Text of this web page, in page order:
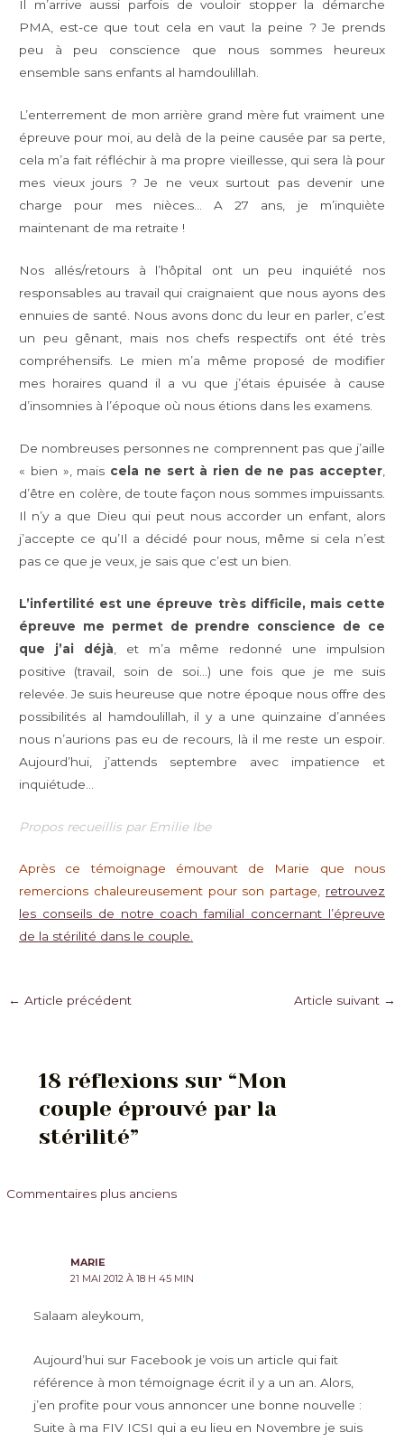
Il m’arrive aussi parfois de vouloir stopper la démarche
PMA, est-ce que tout cela en vaut la peine ? Je prends
peu à peu conscience que nous sommes heureux
ensemble sans enfants al hamdoulillah.
L’enterrement de mon arrière grand mère fut vraiment une
épreuve pour moi, au delà de la peine causée par sa perte,
cela m’a fait réfléchir à ma propre vieillesse, qui sera là pour
mes vieux jours ? Je ne veux surtout pas devenir une
charge pour mes nièces… A 27 ans, je m’inquiète
maintenant de ma retraite !
Nos allés/retours à l’hôpital ont un peu inquiété nos
responsables au travail qui craignaient que nous ayons des
ennuies de santé. Nous avons donc du leur en parler, c’est
un peu gênant, mais nos chefs respectifs ont été très
compréhensifs. Le mien m’a même proposé de modifier
mes horaires quand il a vu que j’étais épuisée à cause
d’insomnies à l’époque où nous étions dans les examens.
De nombreuses personnes ne comprennent pas que j’aille
« bien », mais cela ne sert à rien de ne pas accepter,
d’être en colère, de toute façon nous sommes impuissants.
Il n’y a que Dieu qui peut nous accorder un enfant, alors
j’accepte ce qu’Il a décidé pour nous, même si cela n’est
pas ce que je veux, je sais que c’est un bien.
L’infertilité est une épreuve très difficile, mais cette
épreuve me permet de prendre conscience de ce
que j’ai déjà , et m’a même redonné une impulsion
positive (travail, soin de soi…) une fois que je me suis
relevée. Je suis heureuse que notre époque nous offre des
possibilités al hamdoulillah, il y a une quinzaine d’années
nous n’aurions pas eu de recours, là il me reste un espoir.
Aujourd’hui, j’attends septembre avec impatience et
inquiétude…
Propos recueillis par Emilie Ibe
Après ce témoignage émouvant de Marie que nous
remercions chaleureusement pour son partage, retrouvez
les conseils de notre coach familial concernant l’épreuve
de la stérilité dans le couple.
Navigation
← Article précédent Article suivant →
18 réflexions sur “Mon
couple éprouvé par la
stérilité”
Commentaires
Commentaires plus anciens
MARIE
21 MAI 2012 À 18 H 45 MIN
Salaam aleykoum,
Aujourd’hui sur Facebook je vois un article qui fait
référence à mon témoignage écrit il y a un an. Alors,
j’en profite pour vous annoncer une bonne nouvelle :
Suite à ma FIV ICSI qui a eu lieu en Novembre je suis